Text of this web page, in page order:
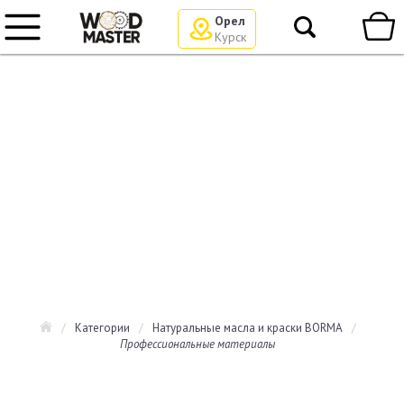
Орел
Курск
/ Категории / Натуральные масла и краски BORMA
/
Профессиональные материалы